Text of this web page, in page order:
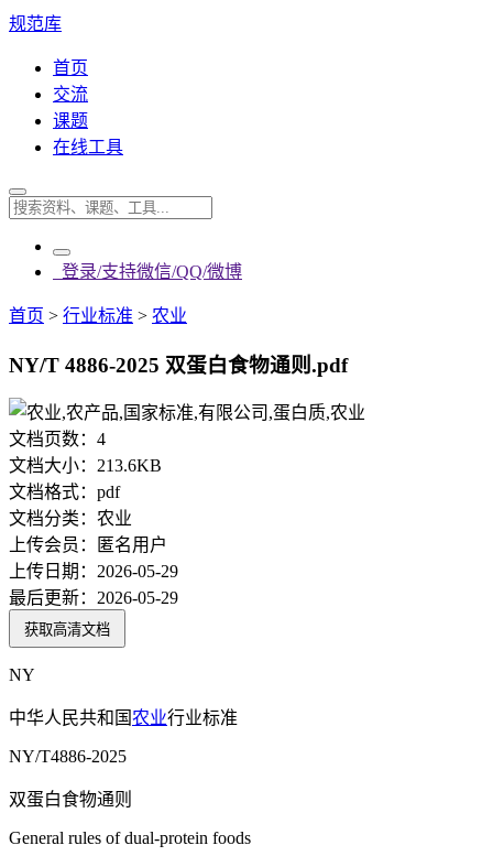
规范库
首页
交流
课题
在线工具
登录/支持微信/QQ/微博
首页 > 行业标准 > 农业
NY/T 4886-2025 双蛋白食物通则.pdf
文档页数： 4
文档大小： 213.6KB
文档格式： pdf
文档分类： 农业
上传会员：
匿名用户
上传日期： 2026-05-29
最后更新： 2026-05-29
获取高清文档
NY
中华人民共和国农业行业标准
NY/T4886-2025
双蛋白食物通则
General rules of dual-protein foods